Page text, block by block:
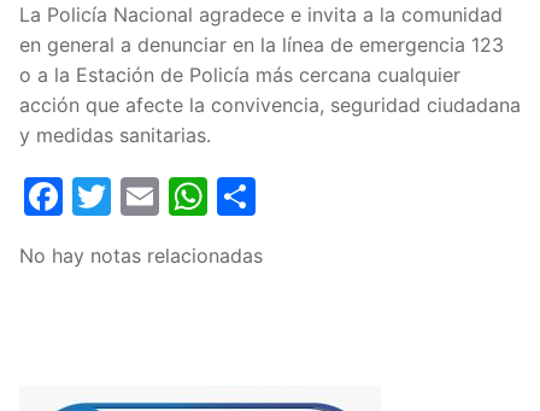
La Policía Nacional agradece e invita a la comunidad
en general a denunciar en la línea de emergencia 123
o a la Estación de Policía más cercana cualquier
acción que afecte la convivencia, seguridad ciudadana
y medidas sanitarias.
Facebook
Twitter
EmailWhatsApp
No hay notas relacionadas